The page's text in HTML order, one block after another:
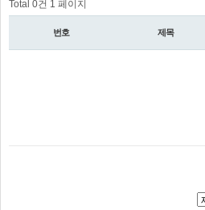
Total 0건 1 페이지
번호 제목